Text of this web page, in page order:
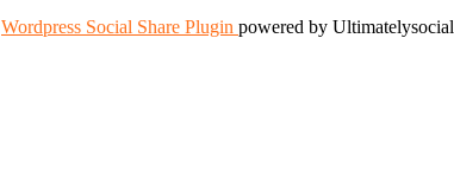
Wordpress Social Share Plugin powered by Ultimatelysocial